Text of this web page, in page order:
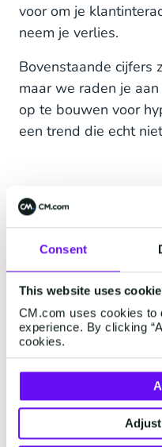
Consent
This website uses
CM.com uses cookies to
experience. By clicking
cookies.
voor om je
neem je verlies.
Bovenstaande cijfers
maar we raden je
op te bouwen voor
een trend die echt
2. Verbind
met de CX-
het bedrijf
De meeste digitale-
leggen veel meer
dan op de
want menselijke
kritieke touchpoints
Ja, klanten helpen
énje self-service én